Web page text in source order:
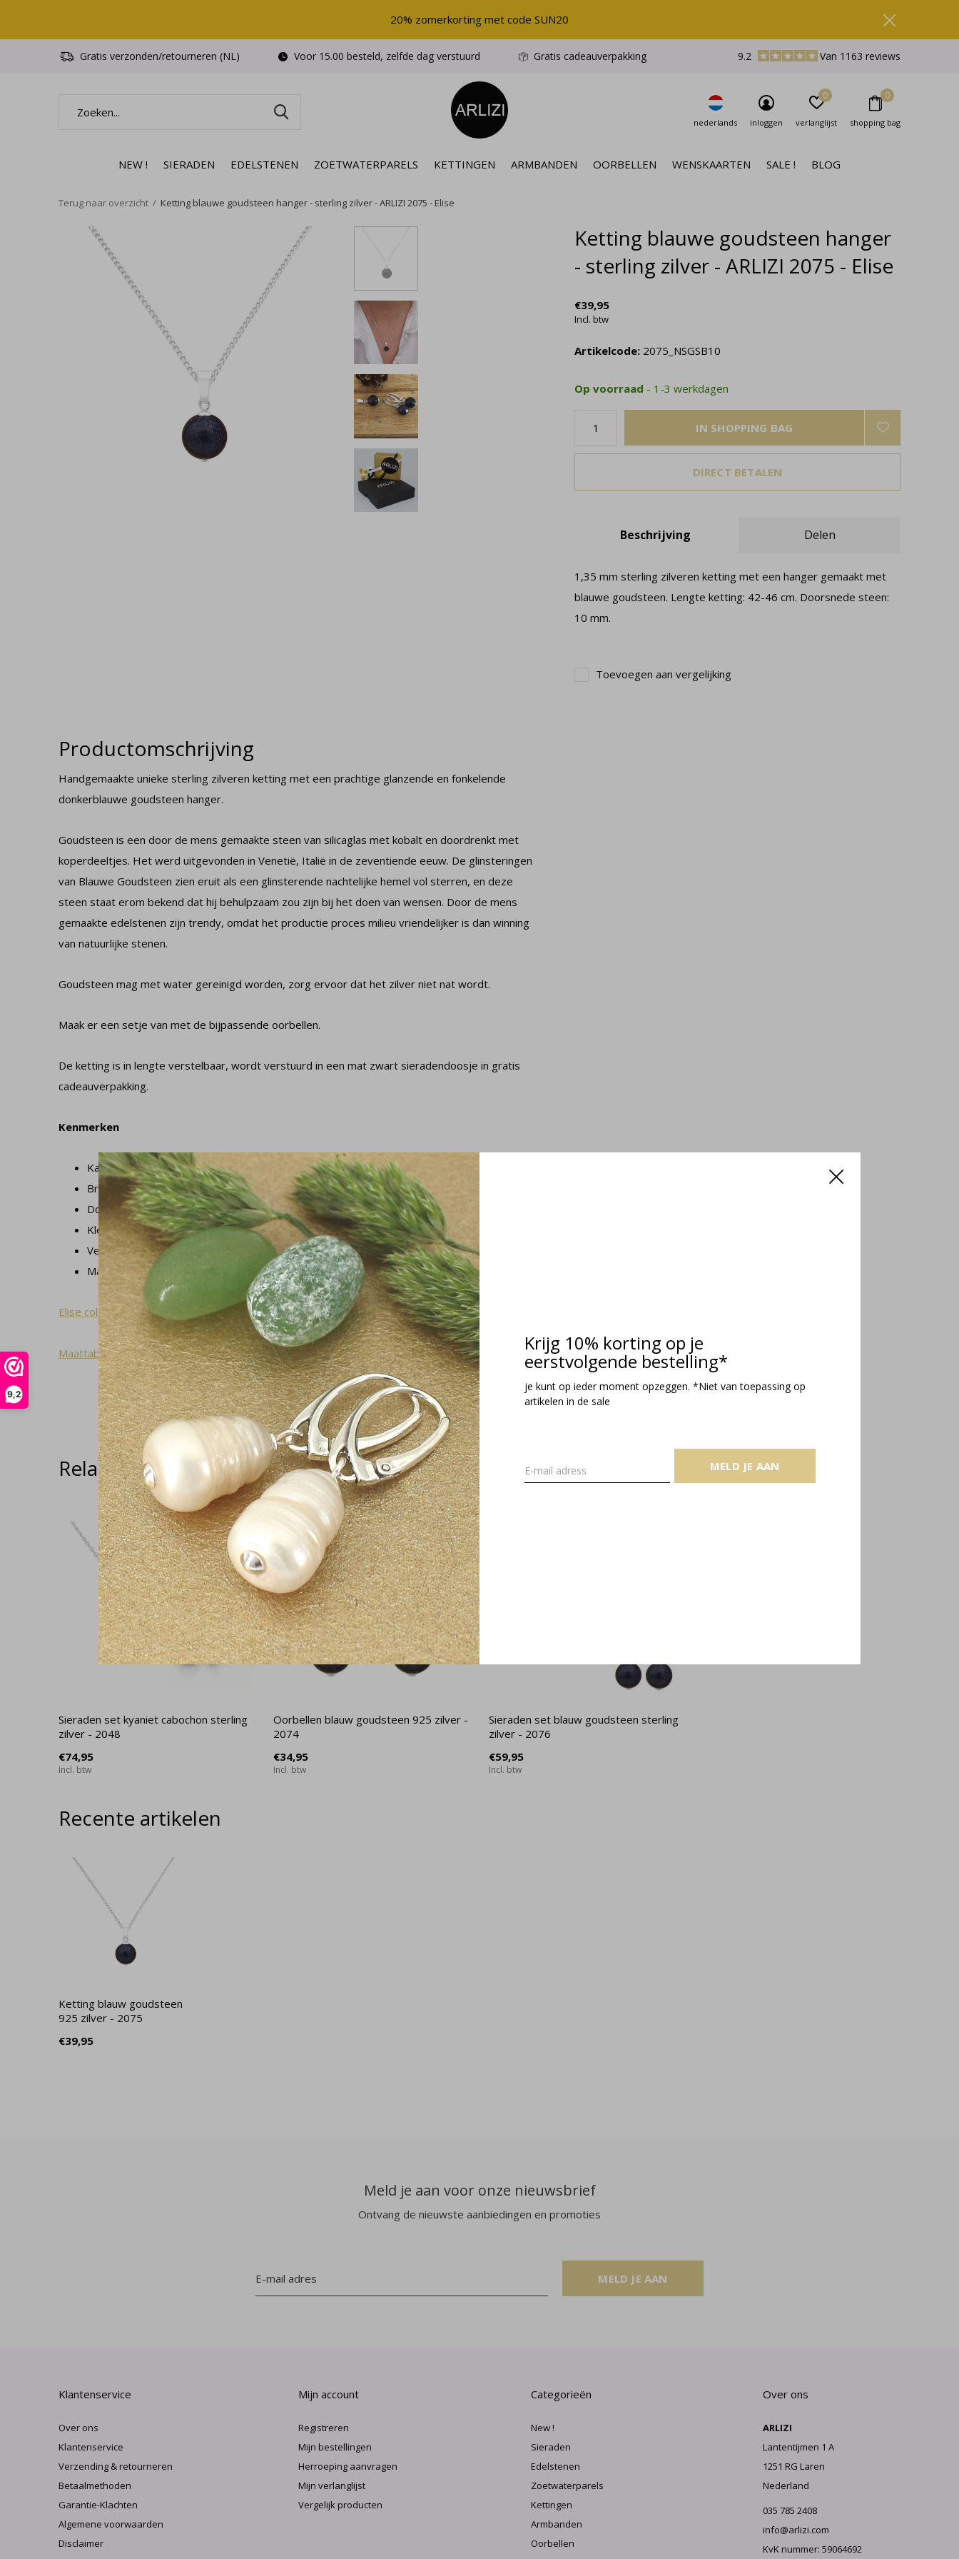
9,2
Krijg 10% korting op je
eerstvolgende bestelling*
je kunt op ieder moment opzeggen. *Niet van toepassing op
artikelen in de sale
MELD JE AAN
NEW ! SIERADEN EDELSTENEN ZOETWATERPARELS KETTINGEN ARMBANDEN OORBELLEN WENSKAARTEN SALE ! BLOG
nederlands inloggen verlanglijst
0
shopping bag
0
Gratis verzonden/retourneren (NL) Voor 15.00 besteld, zelfde dag verstuurd Gratis cadeauverpakking 9.2 Van 1163 reviews
20% zomerkorting met code SUN20
Terug naar overzicht Ketting blauwe goudsteen hanger - sterling zilver - ARLIZI 2075 - Elise
Ketting blauwe goudsteen hanger
- sterling zilver - ARLIZI 2075 - Elise
€39,95
Incl. btw
Artikelcode: 2075_NSGSB10
Op voorraad - 1-3 werkdagen
IN SHOPPING BAG
DIRECT BETALEN
Beschrijving Delen
1,35 mm sterling zilveren ketting met een hanger gemaakt met
blauwe goudsteen. Lengte ketting: 42-46 cm. Doorsnede steen:
10 mm.
Toevoegen aan vergelijking
Productomschrijving
Handgemaakte unieke sterling zilveren ketting met een prachtige glanzende en fonkelende
donkerblauwe goudsteen hanger.
Goudsteen is een door de mens gemaakte steen van silicaglas met kobalt en doordrenkt met
koperdeeltjes. Het werd uitgevonden in Venetië, Italië in de zeventiende eeuw. De glinsteringen
van Blauwe Goudsteen zien eruit als een glinsterende nachtelijke hemel vol sterren, en deze
steen staat erom bekend dat hij behulpzaam zou zijn bij het doen van wensen. Door de mens
gemaakte edelstenen zijn trendy, omdat het productie proces milieu vriendelijker is dan winning
van natuurlijke stenen.
Goudsteen mag met water gereinigd worden, zorg ervoor dat het zilver niet nat wordt.
Maak er een setje van met de bijpassende oorbellen.
De ketting is in lengte verstelbaar, wordt verstuurd in een mat zwart sieradendoosje in gratis
cadeauverpakking.
Kenmerken
Kabelketting met verlengketting: 42 – 46 cm
Breedte schakelketting: 1,35 mm
Doorsnede steen: 10 mm
Kleur steen: blauw
Veerring slot sluiting
Materiaal: 925 zilver en goudsteen
Elise collectie
Maattabel
Related articles
Sieraden set kyaniet cabochon sterling
zilver - 2048
€74,95
Incl. btw
Oorbellen blauw goudsteen 925 zilver -
2074
€34,95
Incl. btw
Sieraden set blauw goudsteen sterling
zilver - 2076
€59,95
Incl. btw
Recente artikelen
Ketting blauw goudsteen
925 zilver - 2075
€39,95
Meld je aan voor onze nieuwsbrief
Ontvang de nieuwste aanbiedingen en promoties
MELD JE AAN
Klantenservice
Over ons
Klantenservice
Verzending & retourneren
Betaalmethoden
Garantie-Klachten
Algemene voorwaarden
Disclaimer
Mijn account
Registreren
Mijn bestellingen
Herroeping aanvragen
Mijn verlanglijst
Vergelijk producten
Categorieën
New !
Sieraden
Edelstenen
Zoetwaterparels
Kettingen
Armbanden
Oorbellen
Over ons
ARLIZI
Lantentijmen 1 A
1251 RG Laren
Nederland
035 785 2408
info@arlizi.com
KvK nummer: 59064692